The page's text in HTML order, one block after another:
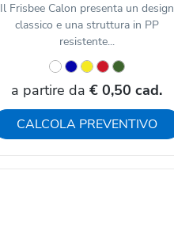
Il Frisbee Calon presenta un design
classico e una struttura in PP
resistente...
a partire da € 0,50 cad.
CALCOLA PREVENTIVO